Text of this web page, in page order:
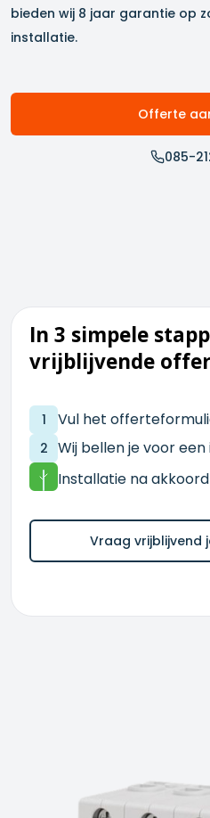
bieden wij 8 jaar garantie op
installatie.
Offerte
085-
In 3 simpele
vrijblijvende
1 Vul het
2 Wij bellen je voor
Installatie na
Vraag vrijblijvend